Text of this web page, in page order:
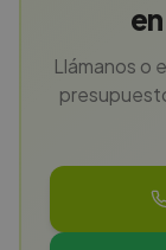
Llámanos o